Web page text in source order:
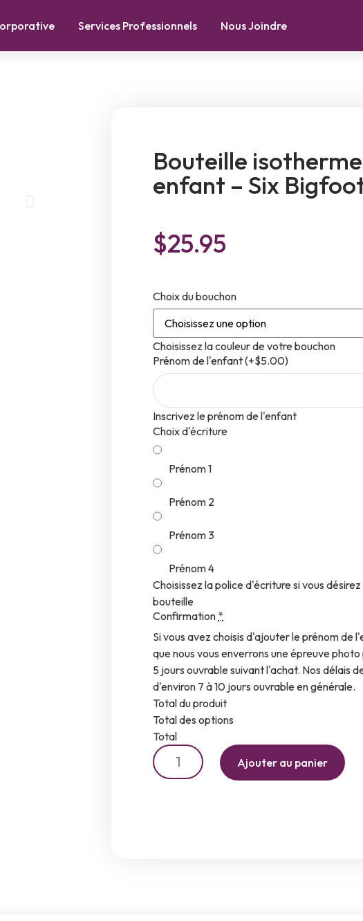
Services Professionnels Nous Joindre
Bouteille
enfant – Six
$25.95
Choix du bouchon
Choisissez la couleur de votre bouchon
Prénom de l'enfant(+$5.00)
Inscrivez le prénom de l'enfant
Choix d'écriture
Prénom 1
Prénom 2
Prénom 3
Prénom 4
Choisissez la police d'écriture si vous
bouteille
Confirmation *
Si vous avez choisis d'ajouter le prénom de
que nous vous enverrons une épreuve
5 jours ouvrable suivant l'achat. Nos délais
d'environ 7 à 10 jours ouvrable en générale.
Total du produit
Total des options
Total
Ajouter au panier